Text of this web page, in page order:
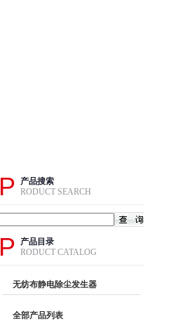
P
产品搜索
RODUCT SEARCH
P
产品目录
RODUCT CATALOG
无纺布静电除尘发生器
全部产品列表